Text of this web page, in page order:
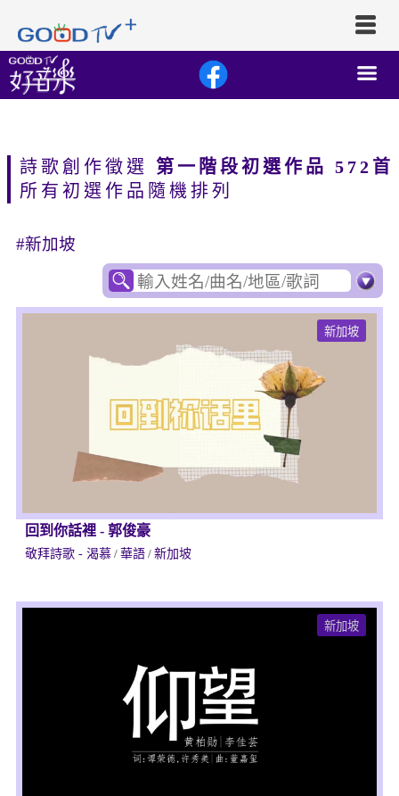
詩歌創作徵選 第一階段初選作品 572首
所有初選作品隨機排列
#新加坡
新加坡
回到你話裡 - 郭俊豪
敬拜詩歌 - 渴慕 / 華語 / 新加坡
新加坡